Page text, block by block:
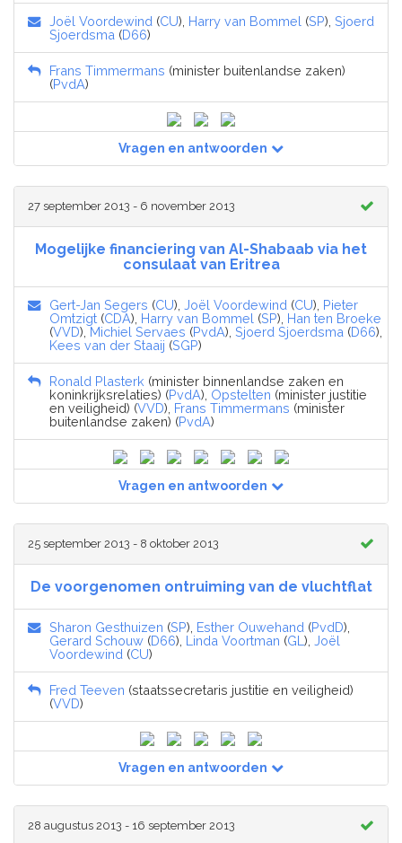
Joël Voordewind (CU), Harry van Bommel (SP), Sjoerd
Sjoerdsma (D66)
Frans Timmermans (minister buitenlandse zaken)
(PvdA)
Vragen en antwoorden
27 september 2013 - 6 november 2013
Mogelijke financiering van Al-Shabaab via het
consulaat van Eritrea
Gert-Jan Segers (CU), Joël Voordewind (CU), Pieter
Omtzigt (CDA), Harry van Bommel (SP), Han ten Broeke
(VVD), Michiel Servaes (PvdA), Sjoerd Sjoerdsma (D66),
Kees van der Staaij (SGP)
Ronald Plasterk (minister binnenlandse zaken en
koninkrijksrelaties) (PvdA), Opstelten (minister justitie
en veiligheid) (VVD), Frans Timmermans (minister
buitenlandse zaken) (PvdA)
Vragen en antwoorden
25 september 2013 - 8 oktober 2013
De voorgenomen ontruiming van de vluchtflat
Sharon Gesthuizen (SP), Esther Ouwehand (PvdD),
Gerard Schouw (D66), Linda Voortman (GL ), Joël
Voordewind (CU)
Fred Teeven (staatssecretaris justitie en veiligheid)
(VVD)
Vragen en antwoorden
28 augustus 2013 - 16 september 2013